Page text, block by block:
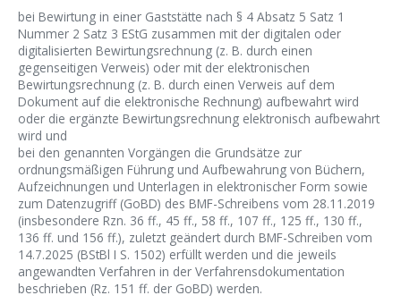
bei Bewirtung in einer Gaststätte nach § 4 Absatz 5 Satz 1
Nummer 2 Satz 3 EStG zusammen mit der digitalen oder
digitalisierten Bewirtungsrechnung (z. B. durch einen
gegenseitigen Verweis) oder mit der elektronischen
Bewirtungsrechnung (z. B. durch einen Verweis auf dem
Dokument auf die elektronische Rechnung) aufbewahrt wird
oder die ergänzte Bewirtungsrechnung elektronisch aufbewahrt
wird und
bei den genannten Vorgängen die Grundsätze zur
ordnungsmäßigen Führung und Aufbewahrung von Büchern,
Aufzeichnungen und Unterlagen in elektronischer Form sowie
zum Datenzugriff (GoBD) des BMF-Schreibens vom 28.11.2019
(insbesondere Rzn. 36 ff., 45 ff., 58 ff., 107 ff., 125 ff., 130 ff.,
136 ff. und 156 ff.), zuletzt geändert durch BMF-Schreiben vom
14.7.2025 (BStBl I S. 1502) erfüllt werden und die jeweils
angewandten Verfahren in der Verfahrensdokumentation
beschrieben (Rz. 151 ff. der GoBD) werden.